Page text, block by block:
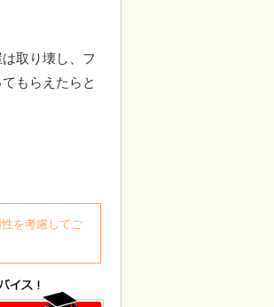
取り壊し、フ
もらえたらと
を考慮してご